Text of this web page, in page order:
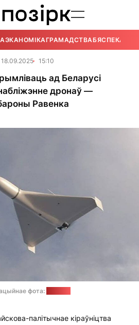
ЭКАНОМІКАГРАМАДСТВАБЯСПЕКА
18.09.2025 15:10
ад Беларусі
дронаў —
Равенка
фота:
палітычнае кіраўніцтва